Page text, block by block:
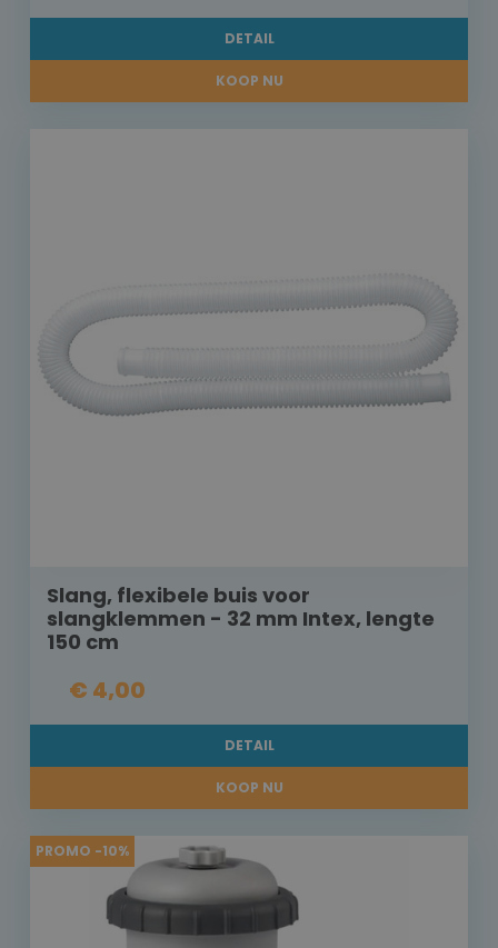
DETAIL
KOOP NU
Slang, flexibele buis voor
slangklemmen - 32 mm Intex, lengte
150 cm
€ 4,00
DETAIL
KOOP NU
PROMO -10%